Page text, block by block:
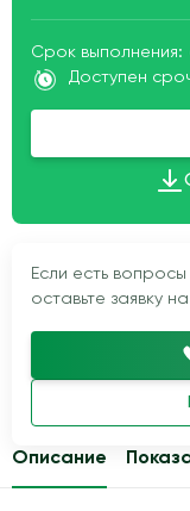
Описание
Срок выполнения:
Доступен
Если есть
оставьте заявку